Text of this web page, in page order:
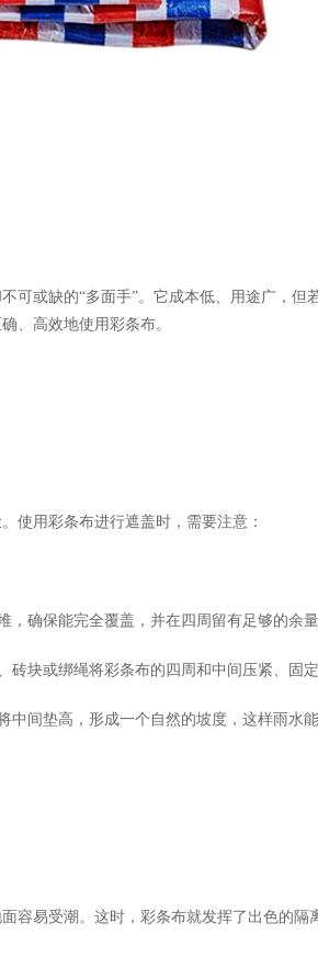
可或缺的“多面手”。它成本低、用途广，
、高效地使用彩条布。
使用彩条布进行遮盖时，需要注意：
，确保能完全覆盖，并在四周留有足够的余量
砖块或绑绳将彩条布的四周和中间压紧、固
中间垫高，形成一个自然的坡度，这样雨水
容易受潮。这时，彩条布就发挥了出色的隔